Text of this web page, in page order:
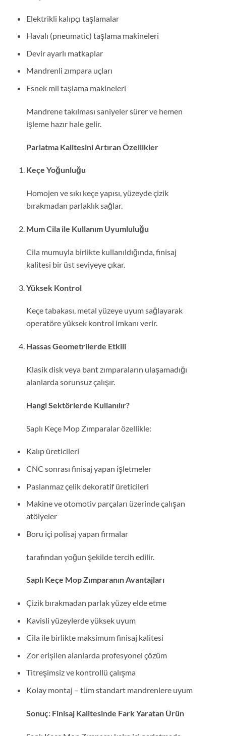
Elektrikli kalıpçı taşlamalar
Havalı (pneumatic) taşlama makineleri
Devir ayarlı matkaplar
Mandrenli zımpara uçları
Esnek mil taşlama makineleri
Mandrene takılması saniyeler sürer ve hemen
işleme hazır hale gelir.
Parlatma Kalitesini Artıran Özellikler
Keçe Yoğunluğu
Homojen ve sıkı keçe yapısı, yüzeyde çizik
bırakmadan parlaklık sağlar.
Mum Cila ile Kullanım Uyumluluğu
Cila mumuyla birlikte kullanıldığında, finisaj
kalitesi bir üst seviyeye çıkar.
Yüksek Kontrol
Keçe tabakası, metal yüzeye uyum sağlayarak
operatöre yüksek kontrol imkanı verir.
Hassas Geometrilerde Etkili
Klasik disk veya bant zımparaların ulaşamadığı
alanlarda sorunsuz çalışır.
Hangi Sektörlerde Kullanılır?
Saplı Keçe Mop Zımparalar özellikle:
Kalıp üreticileri
CNC sonrası finisaj yapan işletmeler
Paslanmaz çelik dekoratif üreticileri
Makine ve otomotiv parçaları üzerinde çalışan
atölyeler
Boru içi polisaj yapan firmalar
tarafından yoğun şekilde tercih edilir.
Saplı Keçe Mop Zımparanın Avantajları
Çizik bırakmadan parlak yüzey elde etme
Kavisli yüzeylerde yüksek uyum
Cila ile birlikte maksimum finisaj kalitesi
Zor erişilen alanlarda profesyonel çözüm
Titreşimsiz ve kontrollü çalışma
Kolay montaj – tüm standart mandrenlere uyum
Sonuç: Finisaj Kalitesinde Fark Yaratan Ürün